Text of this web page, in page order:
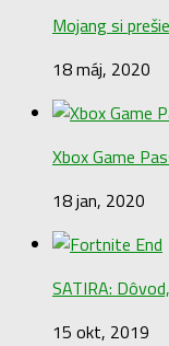
Mojang si
18 máj, 2020
Xbox Game
18 jan, 2020
SATIRA:
15 okt, 2019